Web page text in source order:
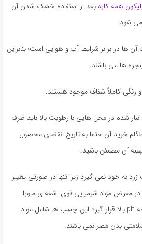
همه کاره بعد از استفاده خشک شدن آن
می شود.
ها در برابر شرایط آب و هوایی است؛ بنابراین
ها می باشند.
رنگی کاملاً شفاف موجود هستند.
شده در محل هایی با رطوبت بالا باید ظرف
خرید آن حتما به تاریخ انقضای محصول
آن مطمئن باشید.
به خود نمی گیرد زیرا تنها در صورتی تغییر
مواد شیمیایی قوی اشعه ی ماورا
بنفش بسیار قوی و آب با درجه ph بالا قرار گیرد این چسب ها شامل مواد
بدن مضر نمی باشند.